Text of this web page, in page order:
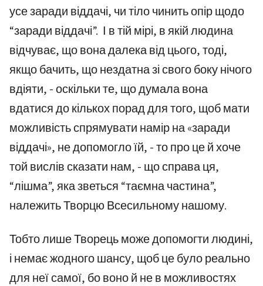
усе заради віддачі, чи тіло чинить опір щодо
“заради віддачі”. І в тій мірі, в якій людина
відчуває, що вона далека від цього, тоді,
якщо бачить, що нездатна зі свого боку нічого
вдіяти, - оскільки те, що думала вона
вдатися до кількох порад для того, щоб мати
можливість спрямувати намір на «заради
віддачі», не допомогло їй, - то про це й хоче
той вислів сказати нам, - що справа ця,
“лішма”, яка зветься “таємна частина”,
належить Творцю Всесильному нашому.
Тобто лише Творець може допомогти людині,
і немає жодного шансу, щоб це було реально
для неї самої, бо воно й не в можливостях